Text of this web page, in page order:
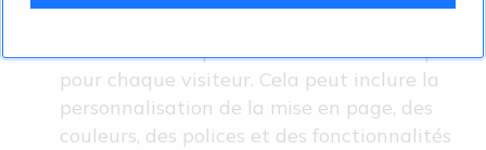
de créer une expérience utilisateur unique
pour chaque visiteur. Cela peut inclure la
personnalisation de la mise en page, des
couleurs, des polices et des fonctionnalités